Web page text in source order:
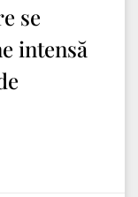
se
intensă